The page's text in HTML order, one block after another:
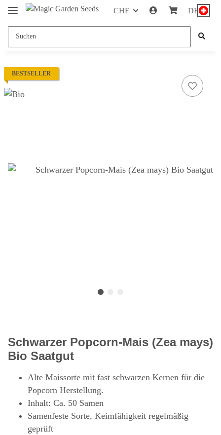
CHF DE
BESTSELLER
Schwarzer Popcorn-Mais (Zea mays)
Bio Saatgut
Alte Maissorte mit fast schwarzen Kernen für die
Popcorn Herstellung.
Inhalt: Ca. 50 Samen
Samenfeste Sorte, Keimfähigkeit regelmäßig
geprüft